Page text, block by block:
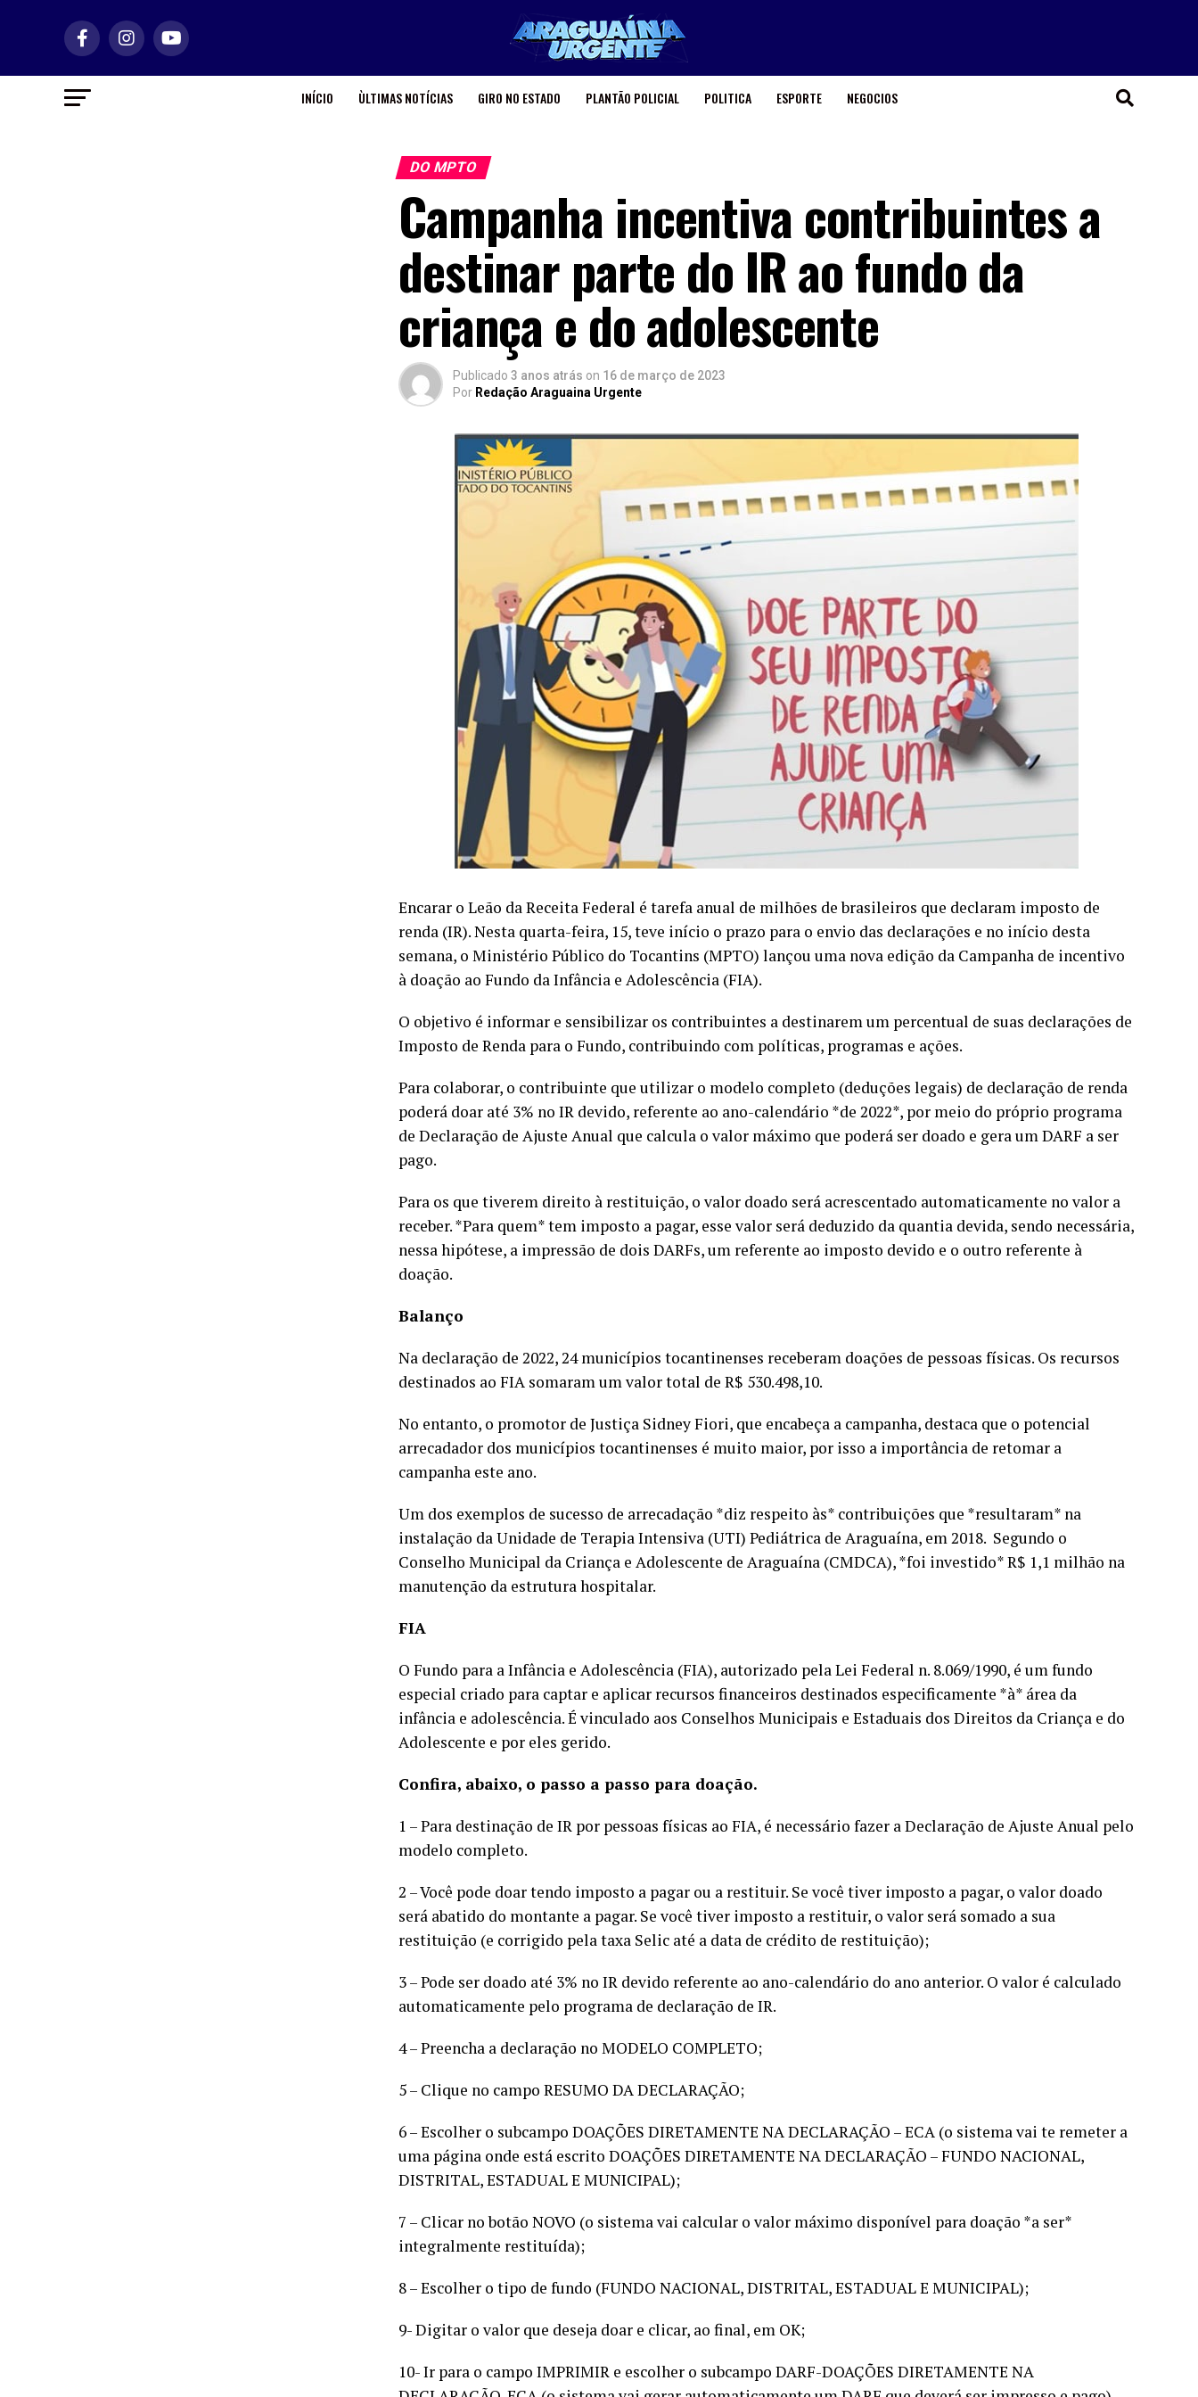
INÍCIO ÙLTIMAS NOTÍCIAS GIRO NO ESTADO PLANTÃO POLICIAL POLITICA ESPORTE NEGOCIOS
DO MPTO
Campanha incentiva contribuintes a
destinar parte do IR ao fundo da
criança e do adolescente
Publicado 3 anos atrás on 16 de março de 2023
Por Redação Araguaina Urgente
Encarar o Leão da Receita Federal é tarefa anual de milhões de brasileiros que declaram imposto de
renda (IR). Nesta quarta-feira, 15, teve início o prazo para o envio das declarações e no início desta
semana, o Ministério Público do Tocantins (MPTO) lançou uma nova edição da Campanha de incentivo
à doação ao Fundo da Infância e Adolescência (FIA).
O objetivo é informar e sensibilizar os contribuintes a destinarem um percentual de suas declarações de
Imposto de Renda para o Fundo, contribuindo com políticas, programas e ações.
Para colaborar, o contribuinte que utilizar o modelo completo (deduções legais) de declaração de renda
poderá doar até 3% no IR devido, referente ao ano-calendário *de 2022*, por meio do próprio programa
de Declaração de Ajuste Anual que calcula o valor máximo que poderá ser doado e gera um DARF a ser
pago.
Para os que tiverem direito à restituição, o valor doado será acrescentado automaticamente no valor a
receber. *Para quem* tem imposto a pagar, esse valor será deduzido da quantia devida, sendo necessária,
nessa hipótese, a impressão de dois DARFs, um referente ao imposto devido e o outro referente à
doação.
Balanço
Na declaração de 2022, 24 municípios tocantinenses receberam doações de pessoas físicas. Os recursos
destinados ao FIA somaram um valor total de R$ 530.498,10.
No entanto, o promotor de Justiça Sidney Fiori, que encabeça a campanha, destaca que o potencial
arrecadador dos municípios tocantinenses é muito maior, por isso a importância de retomar a
campanha este ano.
Um dos exemplos de sucesso de arrecadação *diz respeito às* contribuições que *resultaram* na
instalação da Unidade de Terapia Intensiva (UTI) Pediátrica de Araguaína, em 2018. Segundo o
Conselho Municipal da Criança e Adolescente de Araguaína (CMDCA), *foi investido* R$ 1,1 milhão na
manutenção da estrutura hospitalar.
FIA
O Fundo para a Infância e Adolescência (FIA), autorizado pela Lei Federal n. 8.069/1990, é um fundo
especial criado para captar e aplicar recursos financeiros destinados especificamente *à* área da
infância e adolescência. É vinculado aos Conselhos Municipais e Estaduais dos Direitos da Criança e do
Adolescente e por eles gerido.
Confira, abaixo, o passo a passo para doação.
1 – Para destinação de IR por pessoas físicas ao FIA, é necessário fazer a Declaração de Ajuste Anual pelo
modelo completo.
2 – Você pode doar tendo imposto a pagar ou a restituir. Se você tiver imposto a pagar, o valor doado
será abatido do montante a pagar. Se você tiver imposto a restituir, o valor será somado a sua
restituição (e corrigido pela taxa Selic até a data de crédito de restituição);
3 – Pode ser doado até 3% no IR devido referente ao ano-calendário do ano anterior. O valor é calculado
automaticamente pelo programa de declaração de IR.
4 – Preencha a declaração no MODELO COMPLETO;
5 – Clique no campo RESUMO DA DECLARAÇÃO;
6 – Escolher o subcampo DOAÇÕES DIRETAMENTE NA DECLARAÇÃO – ECA (o sistema vai te remeter a
uma página onde está escrito DOAÇÕES DIRETAMENTE NA DECLARAÇÃO – FUNDO NACIONAL,
DISTRITAL, ESTADUAL E MUNICIPAL);
7 – Clicar no botão NOVO (o sistema vai calcular o valor máximo disponível para doação *a ser*
integralmente restituída);
8 – Escolher o tipo de fundo (FUNDO NACIONAL, DISTRITAL, ESTADUAL E MUNICIPAL);
9- Digitar o valor que deseja doar e clicar, ao final, em OK;
10- Ir para o campo IMPRIMIR e escolher o subcampo DARF-DOAÇÕES DIRETAMENTE NA